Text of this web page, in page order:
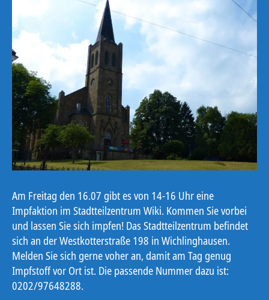
Am Freitag den 16.07 gibt es von 14-16 Uhr eine
Impfaktion im Stadtteilzentrum Wiki. Kommen Sie vorbei
und lassen Sie sich impfen! Das Stadtteilzentrum befindet
sich an der Westkotterstraße 198 in Wichlinghausen.
Melden Sie sich gerne voher an, damit am Tag genug
Impfstoff vor Ort ist. Die passende Nummer dazu ist:
0202/97648288.